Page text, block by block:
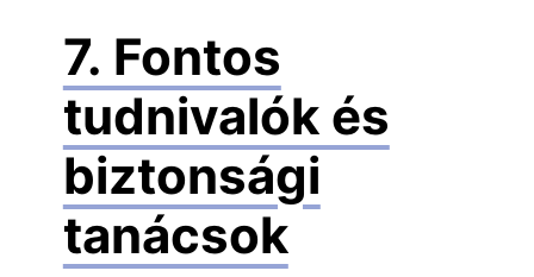
7. Fontos
tudnivalók és
biztonsági
tanácsok